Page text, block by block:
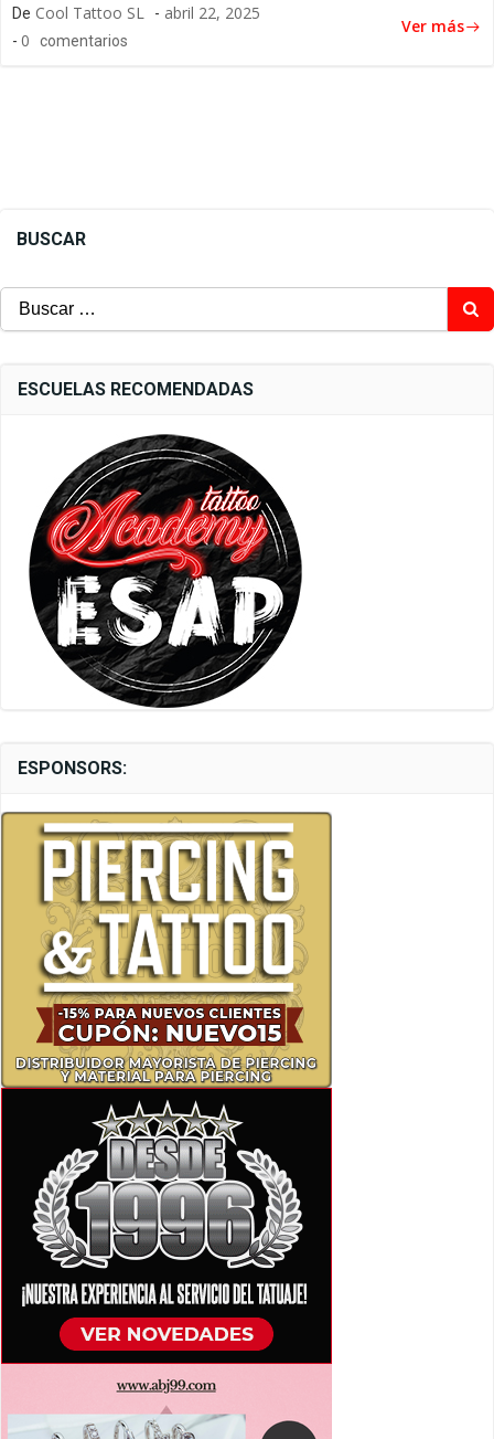
De Cool Tattoo SL - abril 22, 2025
- 0 comentarios
Ver más
BUSCAR
Buscar:
ESCUELAS RECOMENDADAS
ESPONSORS: